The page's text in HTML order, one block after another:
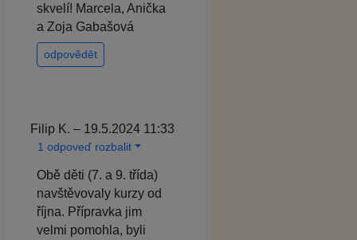
skvelí! Marcela, Anička
a Zoja Gabašová
odpovědět
Filip K. – 19.5.2024 11:33
1 odpoveď rozbalit
Obě děti (7. a 9. třída)
navštěvovaly kurzy od
října. Přípravka jim
velmi pomohla, byli